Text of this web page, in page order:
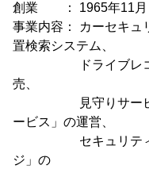
創業 ： 1965年11月
事業内容： カーセキュ
置検索システム、
ドライブレコー
売、
見守りサービス
ービス」の運営、
セキュリティ専
ジ」の